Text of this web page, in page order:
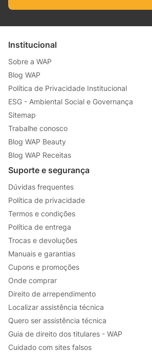
Institucional
Sobre a WAP
Blog WAP
Política de Privacidade Institucional
ESG - Ambiental Social e Governança
Sitemap
Trabalhe conosco
Blog WAP Beauty
Blog WAP Receitas
Suporte e segurança
Dúvidas frequentes
Política de privacidade
Termos e condições
Política de entrega
Trocas e devoluções
Manuais e garantias
Cupons e promoções
Onde comprar
Direito de arrependimento
Localizar assistência técnica
Quero ser assistência técnica
Guia de direito dos titulares - WAP
Cuidado com sites falsos